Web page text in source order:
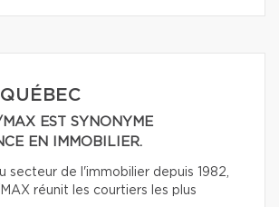
EST SYNONYME
EN IMMOBILIER.
secteur de l'immobilier depuis 1982,
réunit les courtiers les plus